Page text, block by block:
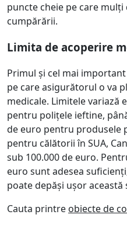
puncte cheie pe care
cumpărării.
Limita de acoperire
Primul și cel mai
pe care asigurătorul o va
medicale. Limitele variază
pentru polițele ieftine,
de euro pentru produsele
pentru călătorii în SUA,
sub 100.000 de euro.
euro sunt adesea
poate depăși ușor această
Cauta printre obiecte de